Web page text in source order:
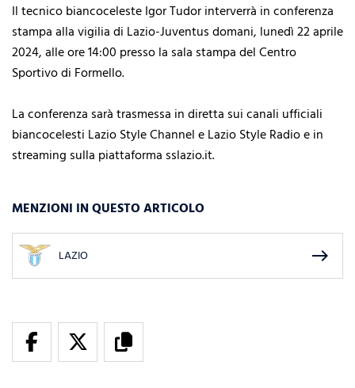
Il tecnico biancoceleste Igor Tudor interverrà in conferenza
stampa alla vigilia di Lazio-Juventus domani, lunedì 22 aprile
2024, alle ore 14:00 presso la sala stampa del Centro
Sportivo di Formello.
La conferenza sarà trasmessa in diretta sui canali ufficiali
biancocelesti Lazio Style Channel e Lazio Style Radio e in
streaming sulla piattaforma sslazio.it.
MENZIONI IN QUESTO ARTICOLO
LAZIO east